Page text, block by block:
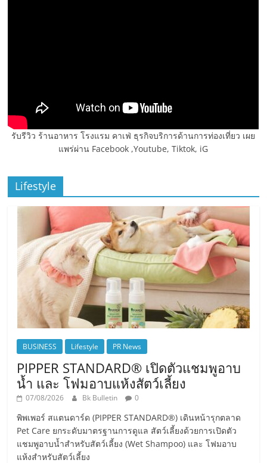
รับรีวิว ร้านอาหาร โรงแรม คาเฟ่ ธุรกิจบริการด้านการท่องเที่ยว เผย
แพร่ผ่าน Facebook ,Youtube, Tiktok, iG
Lifestyle
BUSINESS Lifestyle PR News
PIPPER STANDARD® เปิดตัวแชมพูอาบ
น้ำ และ โฟมอาบแห้งสัตว์เลี้ยง
07/08/2026 Bk Bulletin 0
พิพเพอร์ สแตนดาร์ด (PIPPER STANDARD®) เดินหน้ารุกตลาด
Pet Care ยกระดับมาตรฐานการดูแล สัตว์เลี้ยงด้วยการเปิดตัว
แชมพูอาบน้ำสำหรับสัตว์เลี้ยง (Wet Shampoo) และ โฟมอาบ
แห้งสำหรับสัตว์เลี้ยง